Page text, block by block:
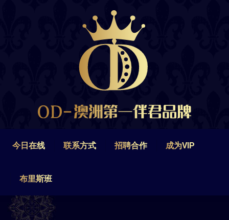
今日在线 联系方式 招聘合作 成为VIP
布里斯班
联系方式 招聘合作
布里斯班